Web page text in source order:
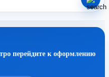
перейдите к оформлению